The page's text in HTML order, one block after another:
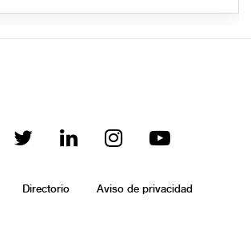
Directorio Aviso de privacidad